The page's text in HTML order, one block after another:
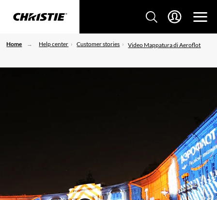
Home Help center Customer stories Video Mappatura di Aeroflot